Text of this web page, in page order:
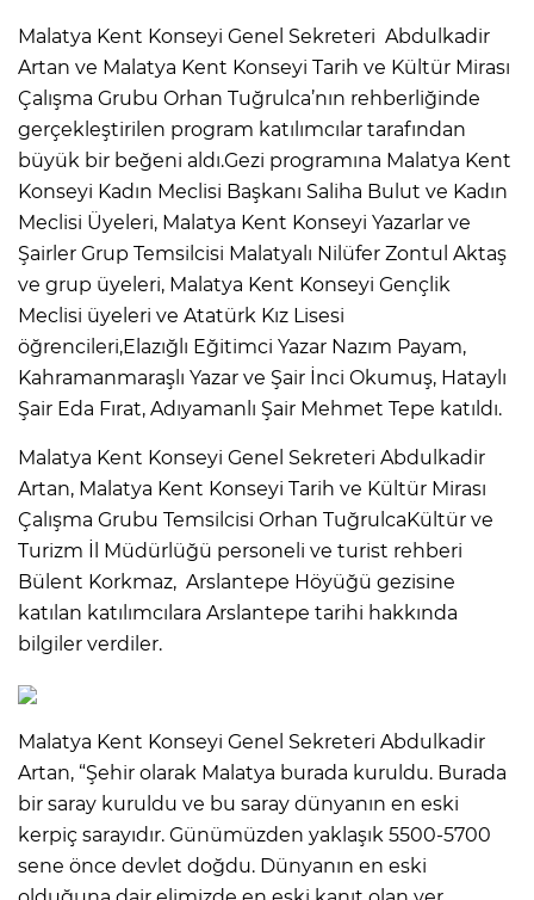
Malatya Kent Konseyi Genel Sekreteri Abdulkadir
Artan ve Malatya Kent Konseyi Tarih ve Kültür Mirası
Çalışma Grubu Orhan Tuğrulca’nın rehberliğinde
gerçekleştirilen program katılımcılar tarafından
büyük bir beğeni aldı.Gezi programına Malatya Kent
Konseyi Kadın Meclisi Başkanı Saliha Bulut ve Kadın
Meclisi Üyeleri, Malatya Kent Konseyi Yazarlar ve
Şairler Grup Temsilcisi Malatyalı Nilüfer Zontul Aktaş
ve grup üyeleri, Malatya Kent Konseyi Gençlik
Meclisi üyeleri ve Atatürk Kız Lisesi
öğrencileri,Elazığlı Eğitimci Yazar Nazım Payam,
Kahramanmaraşlı Yazar ve Şair İnci Okumuş, Hataylı
Şair Eda Fırat, Adıyamanlı Şair Mehmet Tepe katıldı.
Malatya Kent Konseyi Genel Sekreteri Abdulkadir
Artan, Malatya Kent Konseyi Tarih ve Kültür Mirası
Çalışma Grubu Temsilcisi Orhan TuğrulcaKültür ve
Turizm İl Müdürlüğü personeli ve turist rehberi
Bülent Korkmaz, Arslantepe Höyüğü gezisine
katılan katılımcılara Arslantepe tarihi hakkında
bilgiler verdiler.
Malatya Kent Konseyi Genel Sekreteri Abdulkadir
Artan, “Şehir olarak Malatya burada kuruldu. Burada
bir saray kuruldu ve bu saray dünyanın en eski
kerpiç sarayıdır. Günümüzden yaklaşık 5500-5700
sene önce devlet doğdu. Dünyanın en eski